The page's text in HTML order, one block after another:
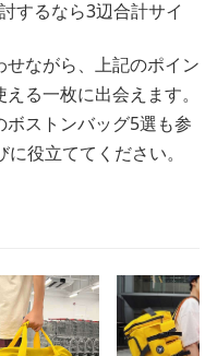
するなら3辺合計サイ
ながら、上記のポイン
る一枚に出会えます。
ストンバッグ5選も参
役立ててください。